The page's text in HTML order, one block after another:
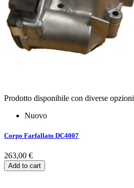
Prodotto disponibile con diverse opzioni
Nuovo
Corpo Farfallato DC4007
263,00 €
Add to cart